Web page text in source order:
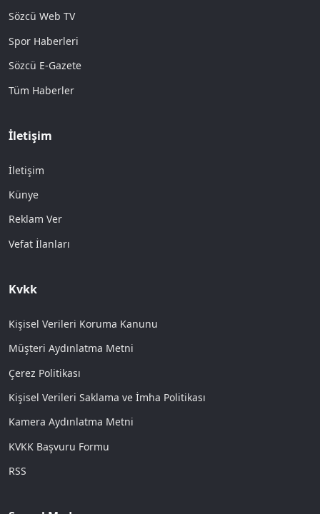
Sözcü Web TV
Spor Haberleri
Sözcü E-Gazete
Tüm Haberler
İletişim
İletişim
Künye
Reklam Ver
Vefat İlanları
Kvkk
Kişisel Verileri Koruma Kanunu
Müşteri Aydınlatma Metni
Çerez Politikası
Kişisel Verileri Saklama ve İmha Politikası
Kamera Aydınlatma Metni
KVKK Başvuru Formu
RSS